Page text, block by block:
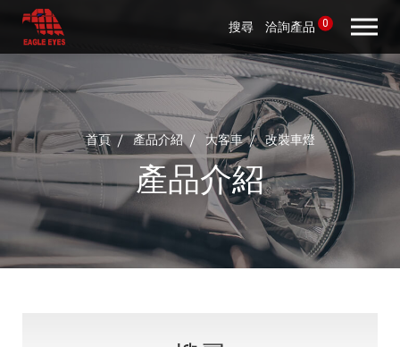
搜尋 洽詢產品 0
首頁 產品介紹 大客車 改裝車燈
產品介紹